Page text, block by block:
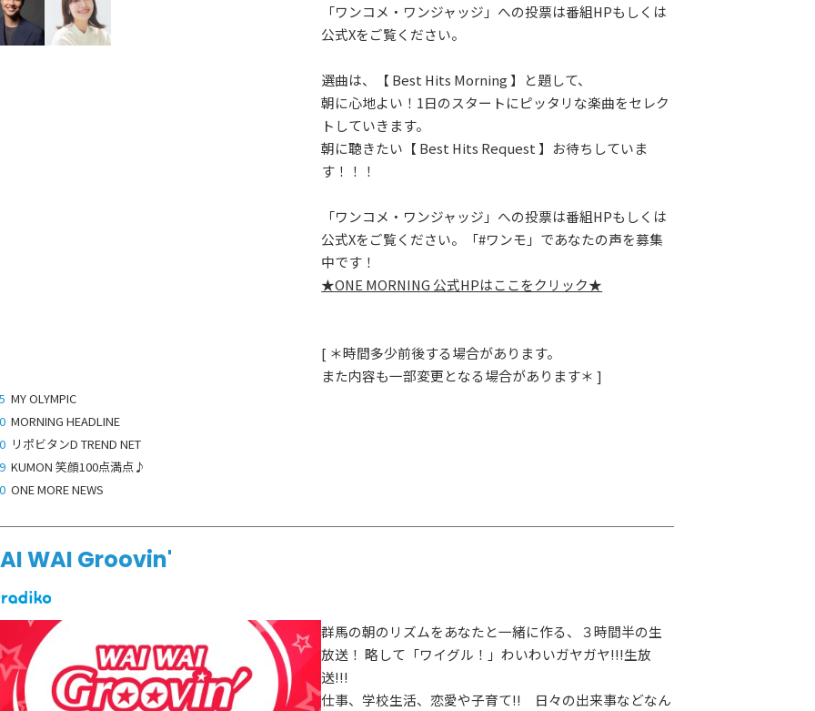
「ワンコメ・ワンジャッジ」への投票は番組HPもしくは
公式Xをご覧ください。
選曲は、【 Best Hits Morning 】と題して、
朝に心地よい！1日のスタートにピッタリな楽曲をセレク
トしていきます。
朝に聴きたい【 Best Hits Request 】お待ちしていま
す！！！
「ワンコメ・ワンジャッジ」への投票は番組HPもしくは
公式Xをご覧ください。「#ワンモ」であなたの声を募集
中です！
★ONE MORNING 公式HPはここをクリック★
[ ＊時間多少前後する場合があります。
また内容も一部変更となる場合があります＊ ]
MY OLYMPIC
MORNING HEADLINE
リポビタンD TREND NET
KUMON 笑顔100点満点♪
ONE MORE NEWS
WAI Groovin'
群馬の朝のリズムをあなたと一緒に作る、３時間半の生
放送！ 略して「ワイグル！」わいわいガヤガヤ!!!生放
送!!!
仕事、学校生活、恋愛や子育て!! 日々の出来事などなん